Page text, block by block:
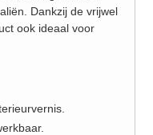
Dankzij de vrijwel
ook ideaal voor